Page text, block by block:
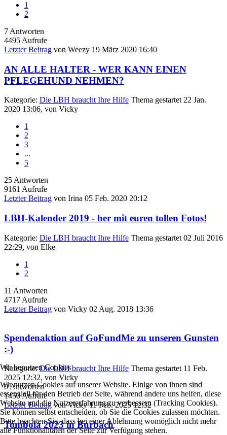
1
2
7 Antworten
4495 Aufrufe
Letzter Beitrag von Weezy 19 März 2020 16:40
AN ALLE HALTER - WER KANN EINEN
PFLEGEHUND NEHMEN?
Kategorie: Die LBH braucht Ihre Hilfe Thema gestartet 22 Jan.
2020 13:06, von Vicky
1
2
3
...
5
25Antworten
9161 Aufrufe
Letzter Beitrag von Irina 05 Feb. 2020 20:12
LBH-Kalender 2019 - her mit euren tollen Fotos!
Kategorie: Die LBH braucht Ihre Hilfe Thema gestartet 02 Juli 2016
22:29, von Elke
1
2
11 Antworten
4717 Aufrufe
Letzter Beitrag von Vicky 02 Aug. 2018 13:36
Spendenaktion auf GoFundMe zu unseren Gunsten
:-)
Kategorie:Die LBH braucht Ihre Hilfe Thema gestartet 11 Feb.
2025 12:32, von Vicky
0Antworten
1450Aufrufe
Letzter BeitragvonVicky 11 Feb. 2025 12:32
Tombola 2023 in Burbach
Wir benutzen Cookies
Wir nutzen Cookies auf unserer Website. Einige von ihnen sind
essenziell für den Betrieb der Seite, während andere uns helfen, diese
Website und die Nutzererfahrung zu verbessern (Tracking Cookies).
Sie können selbst entscheiden, ob Sie die Cookies zulassen möchten.
Bitte beachten Sie, dass bei einer Ablehnung womöglich nicht mehr
alle Funktionalitäten der Seite zur Verfügung stehen.